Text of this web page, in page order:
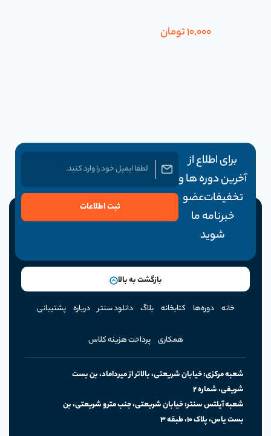
10,000تومان
برای اطلاع از
آخرین دوره ها و
تخفیفات عضو
خبرنامه ما
شوید
ثبت اطلاعات
بازگشت به بالا
خانه دوره‌ها کتابخانه بلاگ دانلود سنتر درباره پشتیبانی
همکاری پرداخت هزینه کلاس
‫شریفی‪،‬‬ ‫شماره‬ ‫‪2‬‬
‫بست‬ ‫یاس‪،‬‬ ‫پلاک ۱۰، طبقه ۳